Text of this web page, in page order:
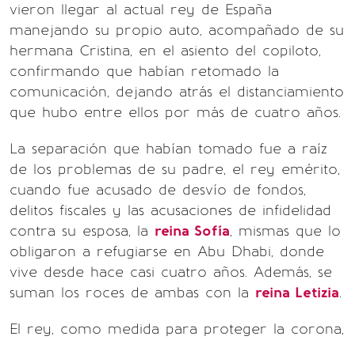
vieron llegar al actual rey de España
manejando su propio auto, acompañado de su
hermana Cristina, en el asiento del copiloto,
confirmando que habían retomado la
comunicación, dejando atrás el distanciamiento
que hubo entre ellos por más de cuatro años.
La separación que habían tomado fue a raíz
de los problemas de su padre, el rey emérito,
cuando fue acusado de desvío de fondos,
delitos fiscales y las acusaciones de infidelidad
contra su esposa, la reina Sofía, mismas que lo
obligaron a refugiarse en Abu Dhabi, donde
vive desde hace casi cuatro años. Además, se
suman los roces de ambas con la reina Letizia.
El rey, como medida para proteger la corona,